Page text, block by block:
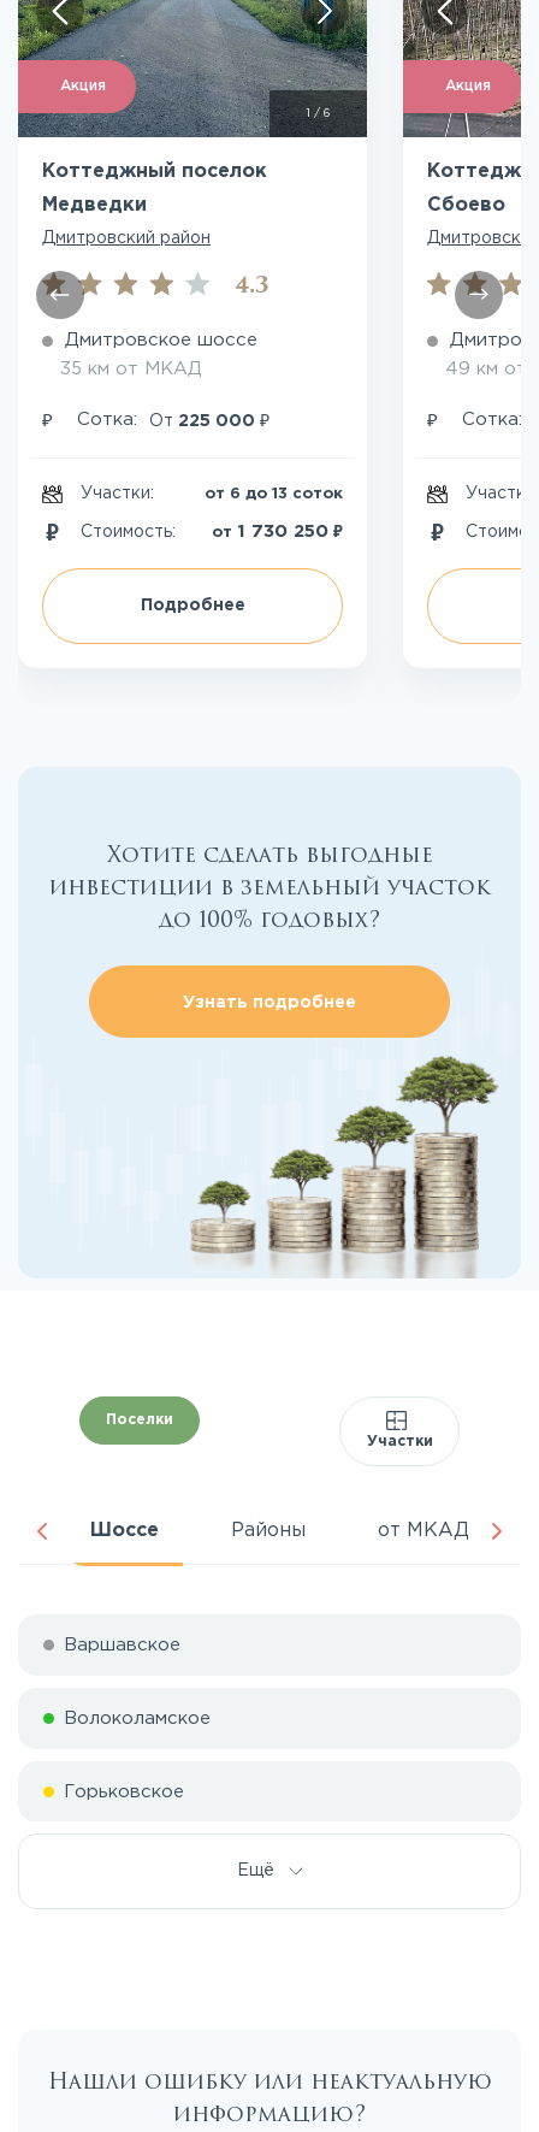
Акция
/ 6
Коттеджный поселок
Медведки
Дмитровский район
4.3
Дмитровское шоссе
35 км от МКАД
₽ Сотка: От 225 000 ₽
Участки: от 6 до 13 соток
Стоимость: от 1 730 250 ₽
Подробнее
Акция
Сбоево
49 км от
₽ Сотка:
Участки:
Хотите сделать выгодные
инвестиции в земельный участок
до 100% годовых?
Узнать подробнее
Поселки
Участки
Шоссе Районы от МКАД
Варшавское
Волоколамское
Горьковское
Каширское
Ещё
Нашли ошибку или неактуальную
информацию?